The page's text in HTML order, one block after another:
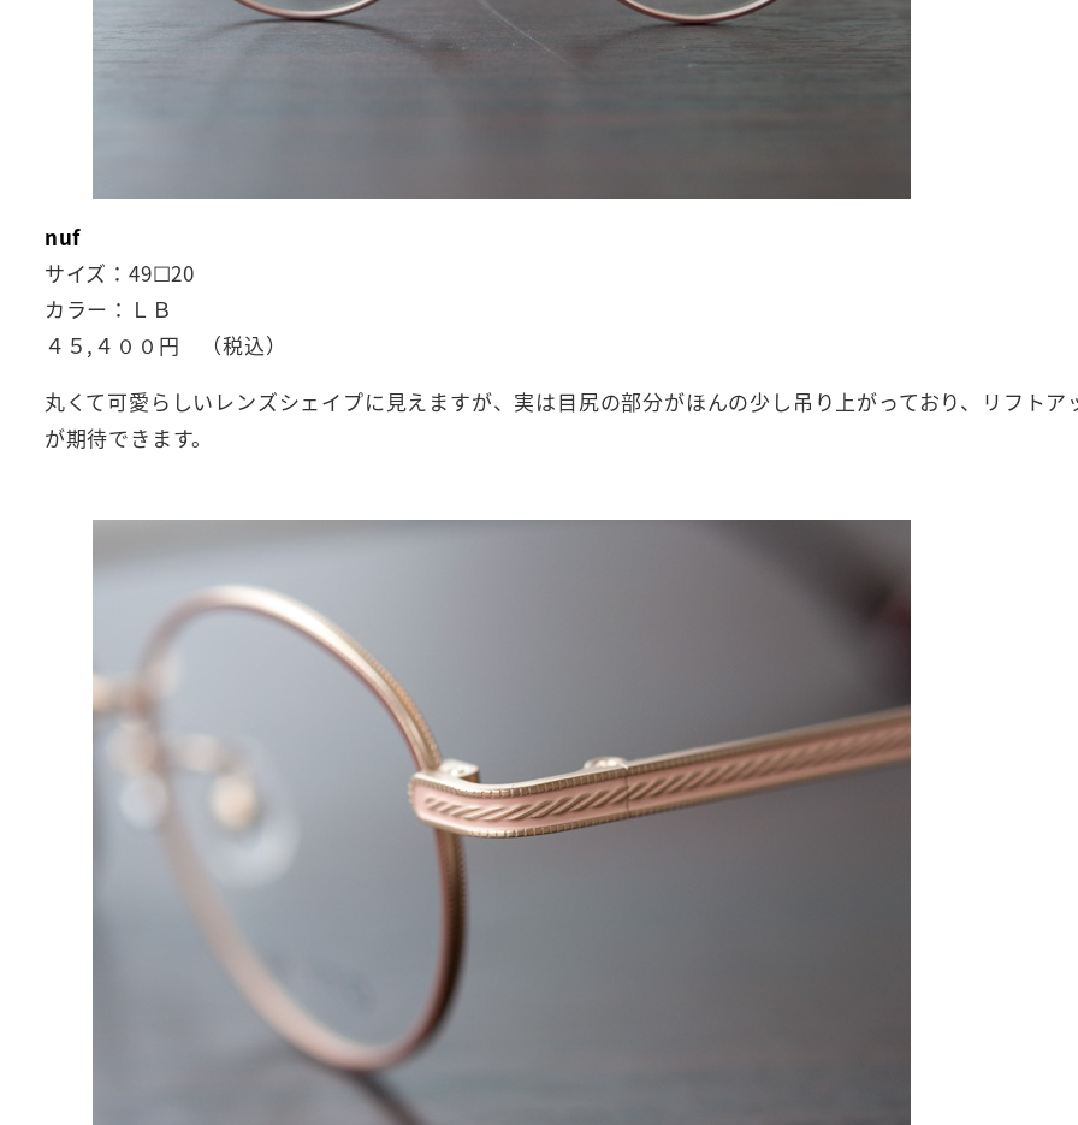
nuf
サイズ：49☐20
カラー：ＬＢ
４５,４００円 （税込）
丸くて可愛らしいレンズシェイプに見えますが、実は目尻の部分がほんの少し吊り上がっており、リフトア
が期待できます。